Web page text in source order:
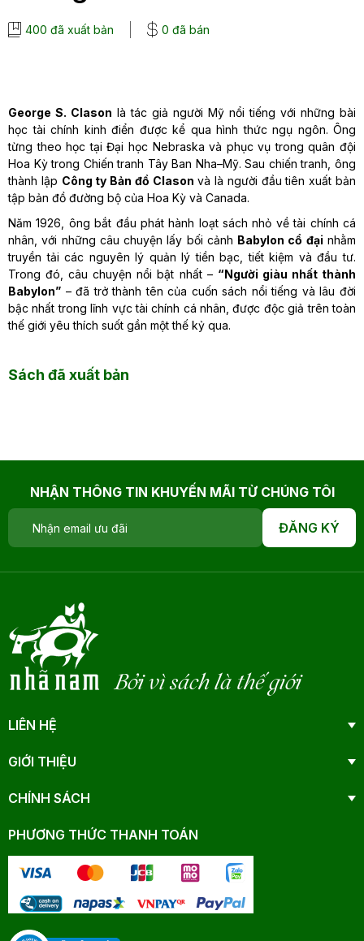
400 đã xuất bản 0 đã bán
George S. Clason là tác giả người Mỹ nổi tiếng với những bài
học tài chính kinh điển được kể qua hình thức ngụ ngôn. Ông
từng theo học tại Đại học Nebraska và phục vụ trong quân đội
Hoa Kỳ trong Chiến tranh Tây Ban Nha–Mỹ. Sau chiến tranh, ông
thành lập Công ty Bản đồ Clason và là người đầu tiên xuất bản
tập bản đồ đường bộ của Hoa Kỳ và Canada.
Năm 1926, ông bắt đầu phát hành loạt sách nhỏ về tài chính cá
nhân, với những câu chuyện lấy bối cảnh Babylon cổ đại nhằm
truyền tải các nguyên lý quản lý tiền bạc, tiết kiệm và đầu tư.
Trong đó, câu chuyện nổi bật nhất – “Người giàu nhất thành
Babylon” – đã trở thành tên của cuốn sách nổi tiếng và lâu đời
bậc nhất trong lĩnh vực tài chính cá nhân, được độc giả trên toàn
thế giới yêu thích suốt gần một thế kỷ qua.
Sách đã xuất bản
NHẬN THÔNG TIN KHUYẾN MÃI TỪ CHÚNG TÔI
ĐĂNG KÝ
Bởi vì sách là thế giới
LIÊN HỆ
GIỚI THIỆU
CHÍNH SÁCH
PHƯƠNG THỨC THANH TOÁN